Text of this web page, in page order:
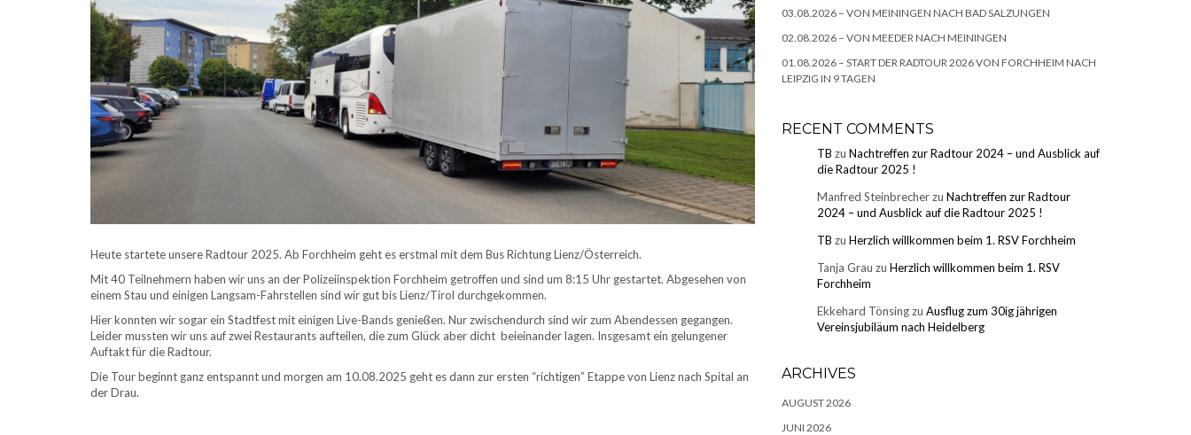
Heute startete unsere Radtour 2025. Ab Forchheim geht es erstmal mit dem Bus Richtung Lienz/Österreich.
Mit 40 Teilnehmern haben wir uns an der Polizeiinspektion Forchheim getroffen und sind um 8:15 Uhr gestartet. Abgesehen von
einem Stau und einigen Langsam-Fahrstellen sind wir gut bis Lienz/Tirol durchgekommen.
Hier konnten wir sogar ein Stadtfest mit einigen Live-Bands genießen. Nur zwischendurch sind wir zum Abendessen gegangen.
Leider mussten wir uns auf zwei Restaurants aufteilen, die zum Glück aber dicht beieinander lagen. Insgesamt ein gelungener
Auftakt für die Radtour.
Die Tour beginnt ganz entspannt und morgen am 10.08.2025 geht es dann zur ersten “richtigen” Etappe von Lienz nach Spital an
der Drau.
03.08.2026 – VON MEININGEN NACH BAD SALZUNGEN
02.08.2026 – VON MEEDER NACH MEININGEN
01.08.2026 – START DER RADTOUR 2026 VON FORCHHEIM NACH
LEIPZIG IN 9 TAGEN
RECENT COMMENTS
TB zu Nachtreffen zur Radtour 2024 – und Ausblick auf
die Radtour 2025 !
Manfred Steinbrecherzu Nachtreffen zur Radtour
2024 – und Ausblick auf die Radtour 2025 !
TB zu Herzlich willkommen beim 1. RSV Forchheim
Tanja Grau zu Herzlich willkommen beim 1. RSV
Forchheim
Ekkehard Tönsingzu Ausflug zum 30ig jährigen
Vereinsjubiläum nach Heidelberg
ARCHIVES
AUGUST 2026
JUNI 2026